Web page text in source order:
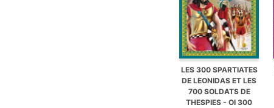
LES 300 SPARTIATES
DE LEONIDAS ET LES
700 SOLDATS DE
THESPIES - ΟΙ 300